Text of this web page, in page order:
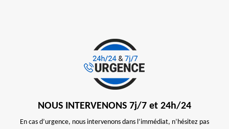
NOUS INTERVENONS 7j/7 et 24h/24
En cas d’urgence, nous intervenons dans l’immédiat, n’hésitez pas